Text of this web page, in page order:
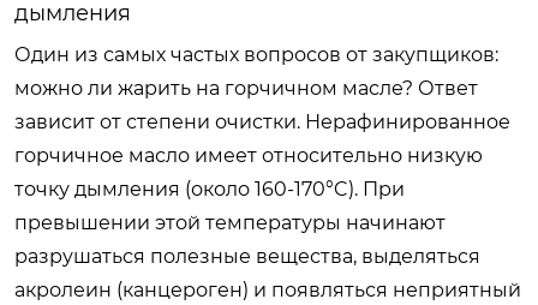
дымления
Один из самых частых вопросов от закупщиков:
можно ли жарить на горчичном масле? Ответ
зависит от степени очистки. Нерафинированное
горчичное масло имеет относительно низкую
точку дымления (около 160-170°C). При
превышении этой температуры начинают
разрушаться полезные вещества, выделяться
акролеин (канцероген) и появляться неприятный